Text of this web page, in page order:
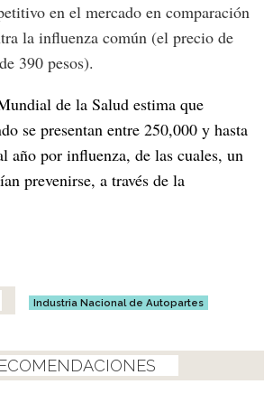
en el mercado en comparación
la influenza común (el precio de
390 pesos).
de la Salud estima que
se presentan entre 250,000 y hasta
año por influenza, de las cuales, un
prevenirse, a través de la
Industria Nacional de Autopartes